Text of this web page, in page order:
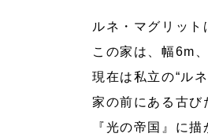
ルネ・マグリッ
この家は、幅6m
現在は私立の“ル
家の前にある古び
『光の帝国』に